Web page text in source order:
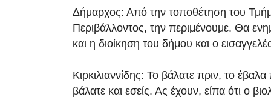
Δήμαρχος: Από την τοποθέτηση του
Περιβάλλοντος, την περιμένουμε. Θα
και η διοίκηση του δήμου και ο
Κιρκιλιαννίδης: Το βάλατε πριν, το
βάλατε και εσείς. Ας έχουν, είπα ότι ο